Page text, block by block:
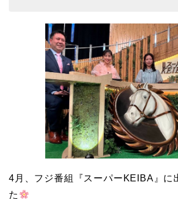
4月、フジ番組『スーパーKEIBA』に
た